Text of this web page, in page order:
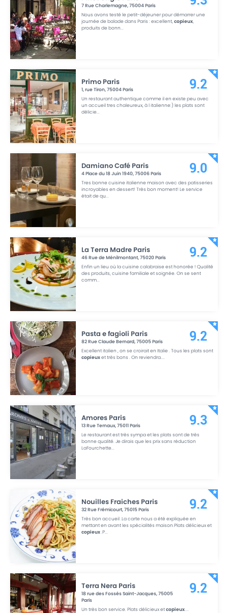
7 Rue Charlemagne,75004Paris
Nous avons testé le petit-déjeuner pour démarrer une
journée de balade dans Paris : excellent,copieux,
produits de bonn...
Primo Paris
1, rue Tiron,75004Paris
Un restaurant authentique comme il en existe peu avec
un accueil tres chaleureux, à l italienne:) les plats sont
délicie...
9.2
Damiano Café Paris
4 Place du 18 Juin 1940,75006Paris
Tres bonne cuisine italienne maison avec des patisseries
incroyables en dessert! Très bon moment! Le service
était de qu...
9.0
La Terra Madre Paris
46 Rue de Ménilmontant,75020Paris
Enfin un lieu où la cuisine calabraise est honorée ! Qualité
des produits, cuisine familiale et soignée. On se sent
comm...
9.2
Pasta e fagioli Paris
82 Rue Claude Bernard,75005Paris
Excellent italien , on se croirait en Italie . Tous les plats sont
copieuxet très bons . On reviendra....
9.2
Amores Paris
13 Rue Ternaux,75011Paris
Le restaurant est très sympa et les plats sont de très
bonne qualité. Je dirais que les prix sans réduction
LaFourchette...
9.3
Nouilles Fraiches Paris
32 Rue Frémicourt,75015Paris
Très bon accueil .La carte nous a été expliquée en
mettant en avant les spécialités maison.Plats délicieux et
copieux.P...
9.2
Terra Nera Paris
18 rue des Fossés Saint-Jacques,75005
Paris
Un très bon service. Plats délicieux etcopieux....
9.2